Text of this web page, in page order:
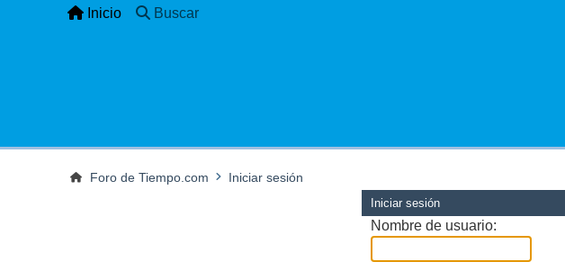
Inicio Buscar
Foro de Tiempo.com Iniciar sesión
Iniciar sesión
Nombre de usuario: